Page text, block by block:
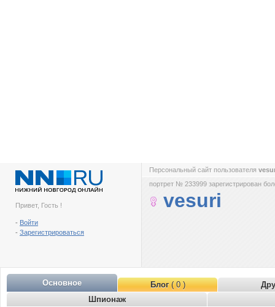
Привет, Гость !
- Войти
- Зарегистрироваться
Персональный сайт пользователя
портрет № 233999 зарегистрирован
vesuri
Основное Блог( 0 )
Шпионаж